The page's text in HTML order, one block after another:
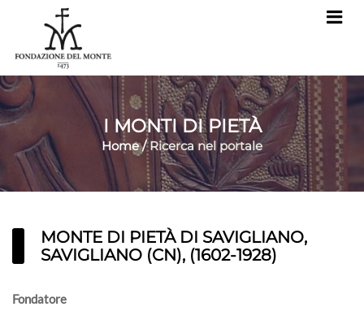
I MONTI DI PIETÀ
Home/Ricerca nel portale
MONTE DI PIETÀ DI SAVIGLIANO,
SAVIGLIANO (CN), (1602-1928)
Fondatore